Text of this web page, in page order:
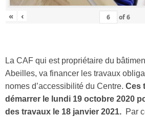
« ‹ of6
La CAF qui est propriétaire du
Abeilles, va financer les travaux
nomes d’accessibilité du Centre. Ces
démarrer le lundi 19 octobre 2020
des travaux le 18 janvier 2021. Par